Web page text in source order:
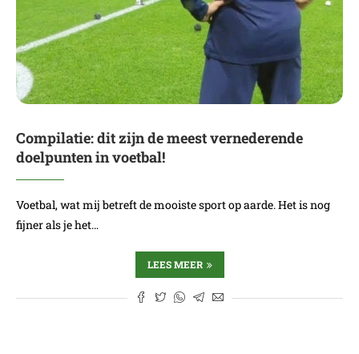
Compilatie: dit zijn de meest vernederende
doelpunten in voetbal!
Voetbal, wat mij betreft de mooiste sport op aarde. Het is nog
fijner als je het…
LEES MEER